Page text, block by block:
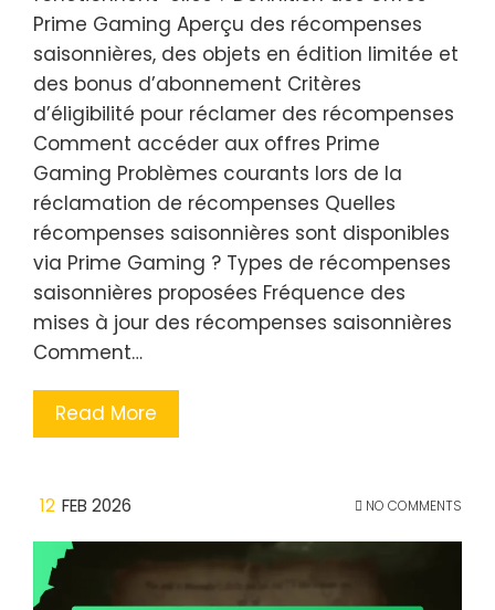
Prime Gaming Aperçu des récompenses
saisonnières, des objets en édition limitée et
des bonus d’abonnement Critères
d’éligibilité pour réclamer des récompenses
Comment accéder aux offres Prime
Gaming Problèmes courants lors de la
réclamation de récompenses Quelles
récompenses saisonnières sont disponibles
via Prime Gaming ? Types de récompenses
saisonnières proposées Fréquence des
mises à jour des récompenses saisonnières
Comment…
Read More
12 FEB 2026 NO COMMENTS